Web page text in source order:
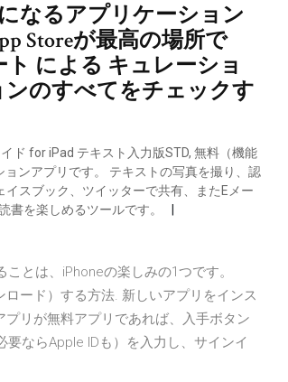
なるアプリケーション
Storeが最高の場所で
による キュレーショ
のすべてをチェックす
ド for iPad テキスト入力版STD, 無料（機能
ンアプリです。 テキストの写真を撮り、認
スブック、ツイッターで共有、またEメー
書を楽しめるツールです。
とは、iPhoneの楽しみの1つです。
ロード）する方法. 新しいアプリをインス
リが無料アプリであれば、入手ボタン
ならApple IDも）を入力し、サインイ